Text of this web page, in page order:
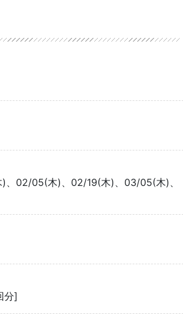
、02/05(木)、02/19(木)、03/05(木)、
分]